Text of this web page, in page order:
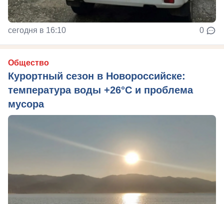
сегодня в 16:10 0
Общество
Курортный сезон в Новороссийске:
температура воды +26°C и проблема
мусора